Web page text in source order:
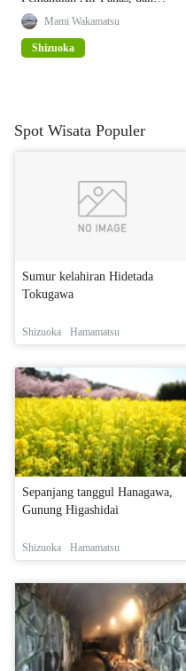
EventMami Wakamatsu
Shizuoka
Spot Wisata Populer
Sumur kelahiran Hidetada
Tokugawa
Shizuoka Hamamatsu
Sepanjang tanggul Hanagawa,
Gunung Higashidai
Shizuoka Hamamatsu